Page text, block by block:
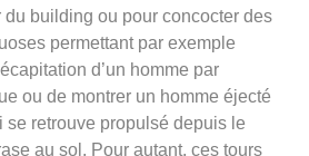
building ou pour concocter des
permettant par exemple
d’un homme par
ou de montrer un homme éjecté
retrouve propulsé depuis le
au sol. Pour autant, ces tours